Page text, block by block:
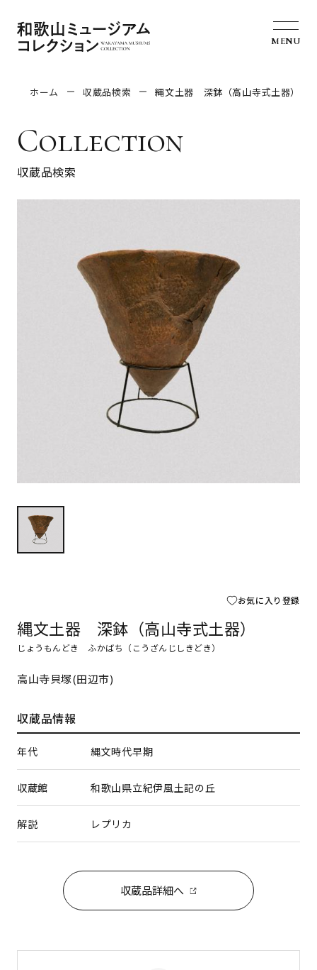
MENU
ホーム 収蔵品検索 縄文土器 深鉢（高山寺式土器）
Collection
収蔵品検索
お気に入り登録
縄文土器 深鉢（高山寺式土器）
じょうもんどき ふかばち（こうざんじしきどき）
高山寺貝塚(田辺市)
収蔵品情報
年代 縄文時代早期
収蔵館 和歌山県立紀伊風土記の丘
解説 レプリカ
収蔵品詳細へ